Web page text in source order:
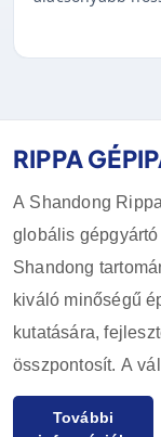
RIPPA
A Shandong
globális
Shandong
kiváló minőségű
kutatására,
összpontosít. A
kotrógépek,
tartozékaik,
További